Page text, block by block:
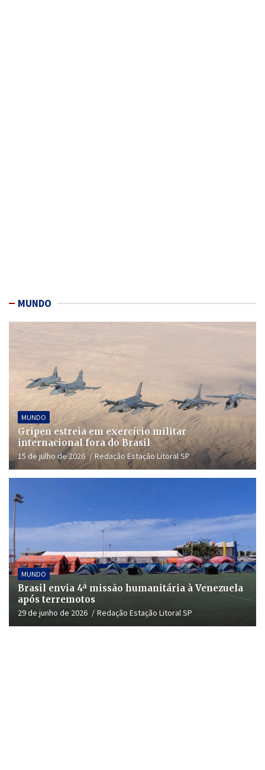
MUNDO
MUNDO
Gripen estreia em exercício militar
internacional fora do Brasil
15 de julho de 2026 Redação Estação Litoral SP
MUNDO
Brasil envia 4ª missão humanitária à Venezuela
após terremotos
29 de junho de 2026 Redação Estação Litoral SP